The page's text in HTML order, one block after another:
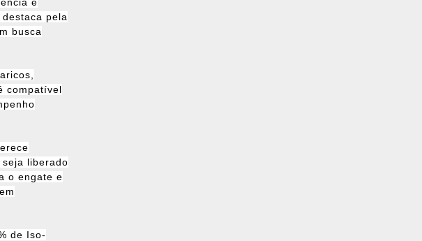
pela
busca
compatível
liberado
o engate e
de Iso-